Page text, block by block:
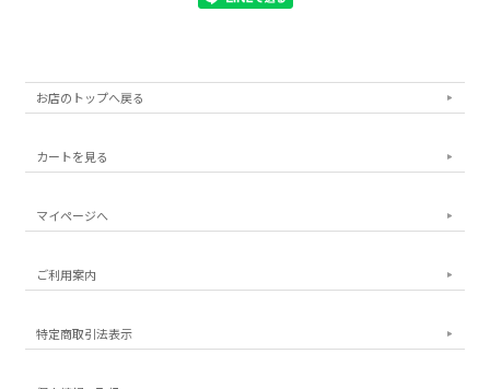
お店のトップへ戻る
カートを見る
マイページへ
ご利用案内
特定商取引法表示